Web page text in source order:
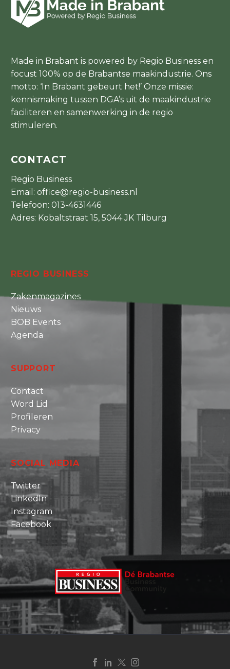
Made in Brabant is powered by Regio Business en
focust 100% op de Brabantse maakindustrie. Ons
motto: ‘In Brabant gebeurt het!’ Onze missie:
kennismaking tussen DGA’s uit de maakindustrie
faciliteren en samenwerking in de regio
stimuleren.
CONTACT
Regio Business
Email: office@regio-business.nl
Telefoon: 013-4631446
Adres: Kobaltstraat 15, 5044 JK Tilburg
REGIO BUSINESS
Zakenmagazines
Nieuws
BOB Events
Agenda
SUPPORT
Contact
Word Lid
Profileren
Privacy
SOCIAL MEDIA
Twitter
LinkedIn
Instagram
Facebook